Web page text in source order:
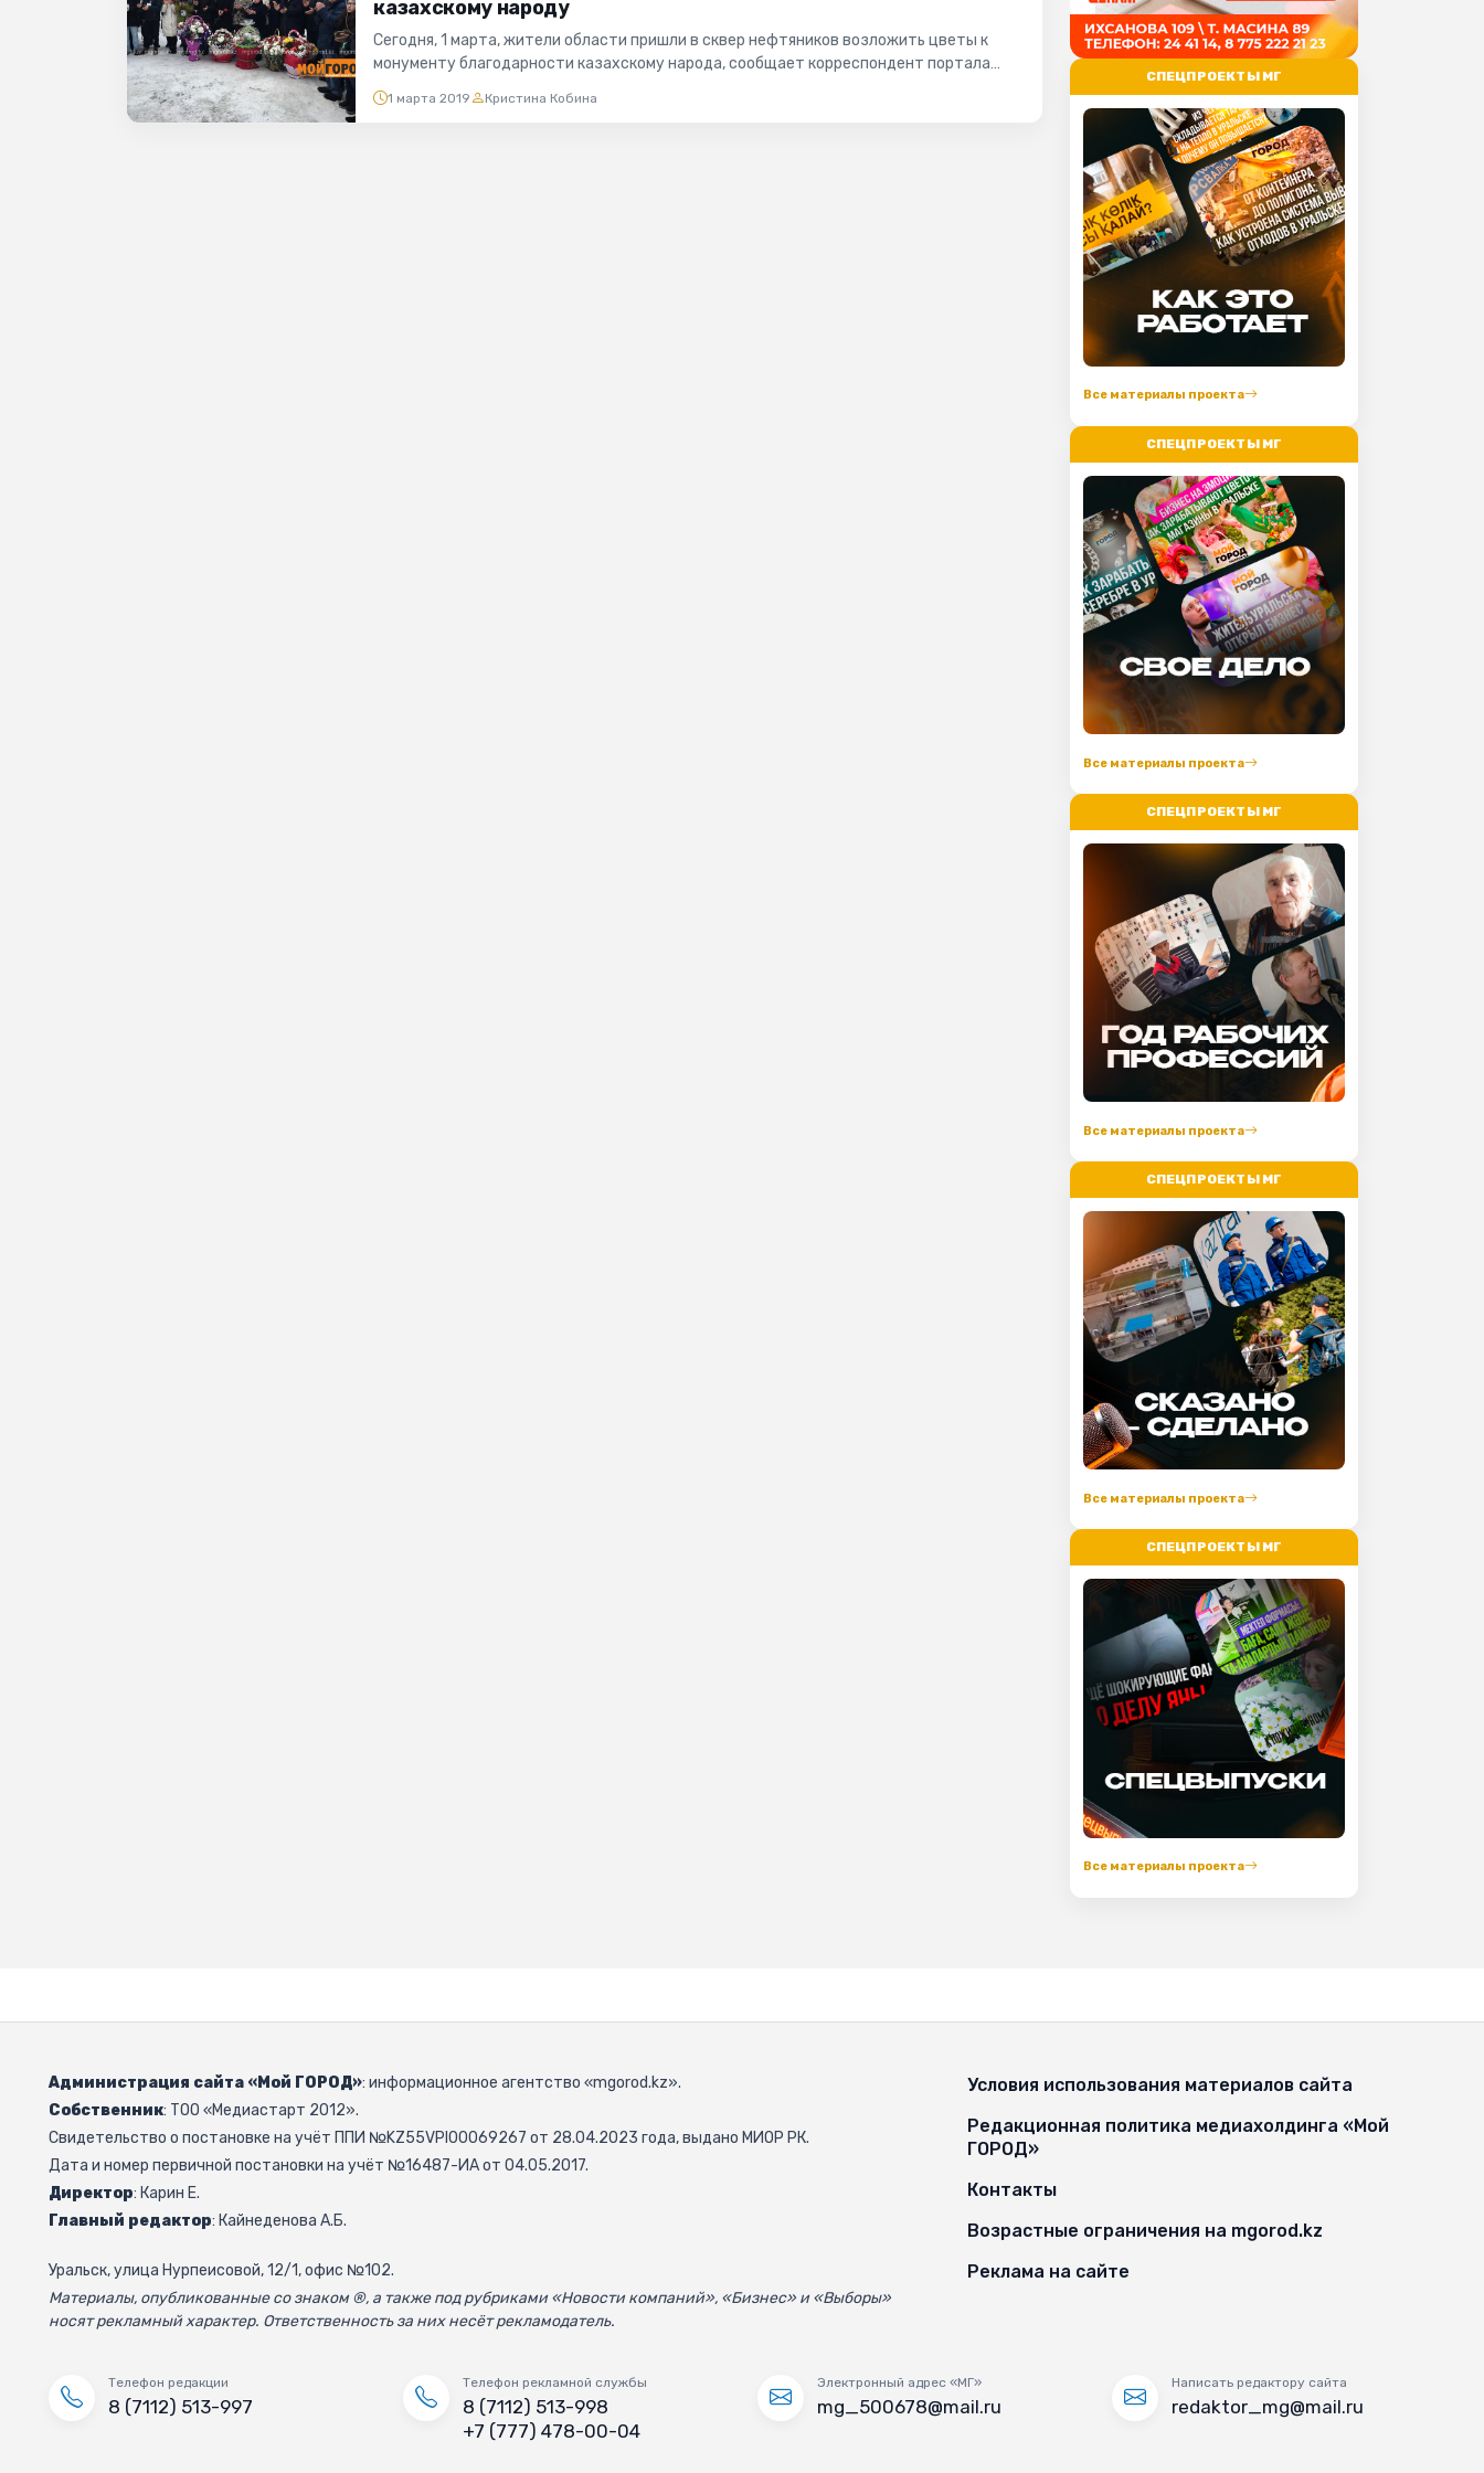
казахскому народу
Сегодня, 1 марта, жители области пришли в сквер нефтяников возложить цветы к
монументу благодарности казахскому народа, сообщает корреспондент портала
«Мой ГОРОД». Торжес...
1 марта 2019 Кристина Кобина
СПЕЦПРОЕКТЫ МГ
Все материалы проекта
СПЕЦПРОЕКТЫ МГ
Все материалы проекта
СПЕЦПРОЕКТЫ МГ
Все материалы проекта
СПЕЦПРОЕКТЫ МГ
Все материалы проекта
СПЕЦПРОЕКТЫ МГ
Все материалы проекта
Администрация сайта «Мой ГОРОД»: информационное агентство «mgorod.kz».
Собственник: ТОО «Медиастарт 2012».
Свидетельство о постановке на учёт ППИ №KZ55VPI00069267 от 28.04.2023 года, выдано МИОР РК.
Дата и номер первичной постановки на учёт №16487-ИА от 04.05.2017.
Директор: Карин Е.
Главный редактор: Кайнеденова А.Б.
Уральск, улица Нурпеисовой, 12/1, офис №102.
Материалы, опубликованные со знаком ®, а также под рубриками «Новости компаний», «Бизнес» и «Выборы»
носят рекламный характер. Ответственность за них несёт рекламодатель.
Условия использования материалов сайта
Редакционная политика медиахолдинга «Мой
ГОРОД»
Контакты
Возрастные ограничения на mgorod.kz
Реклама на сайте
Телефон редакции
8 (7112) 513-997
Телефон рекламной службы
8 (7112) 513-998
+7 (777) 478-00-04
Электронный адрес «МГ»
mg_500678@mail.ru
Написать редактору сайта
redaktor_mg@mail.ru